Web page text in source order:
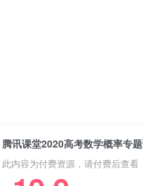
腾讯课堂2020高考数学概率专
此内容为付费资源，请付费后查看